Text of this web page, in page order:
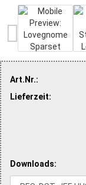
Art.Nr.:
Lieferzeit:
Downloads: